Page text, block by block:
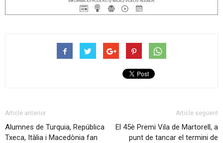
Article anterior
Alumnes de Turquia, República
Txeca, Itàlia i Macedònia fan
Article següent
El 45è Premi Vila de Martorell, a
punt de tancar el termini de